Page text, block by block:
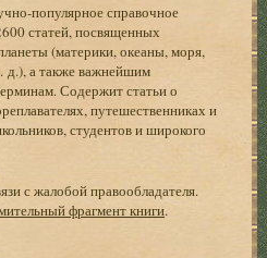
популярное справочное
статей, посвященных
(материки, океаны, моря,
д.), а также важнейшим
Содержит статьи о
путешественниках и
студентов и широкого
с жалобой правообладателя.
фрагмент книги.